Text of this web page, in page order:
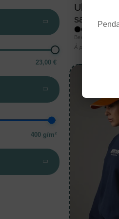
23,00 €
400 g/m²
Ultimate à
sandwich
+16
Beechfield® —
À partir de